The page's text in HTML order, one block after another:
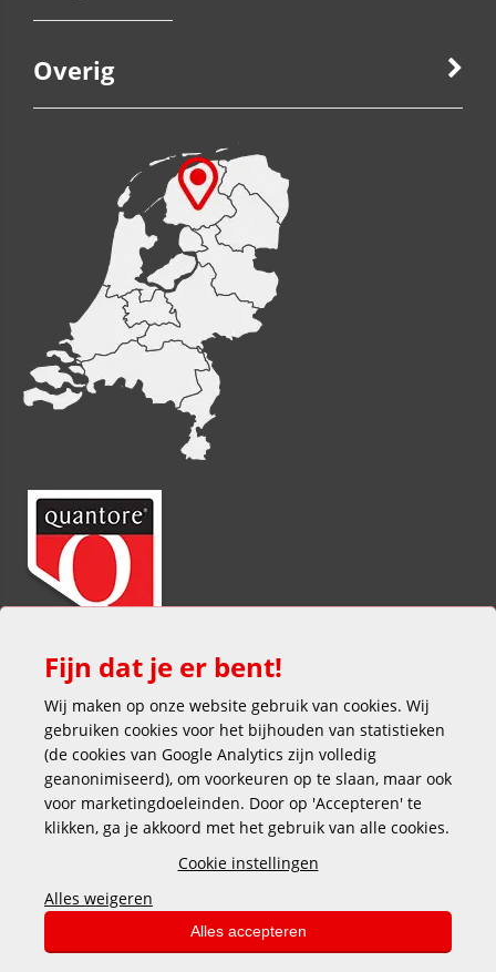
Overig
Veilig en gemakkelijk betalen
Fijn dat je er bent!
Wij maken op onze website gebruik van cookies. Wij
gebruiken cookies voor het bijhouden van statistieken
(de cookies van Google Analytics zijn volledig
geanonimiseerd), om voorkeuren op te slaan, maar ook
voor marketingdoeleinden. Door op 'Accepteren' te
klikken, ga je akkoord met het gebruik van alle cookies.
Cookie instellingen
Alles weigeren
Alles accepteren